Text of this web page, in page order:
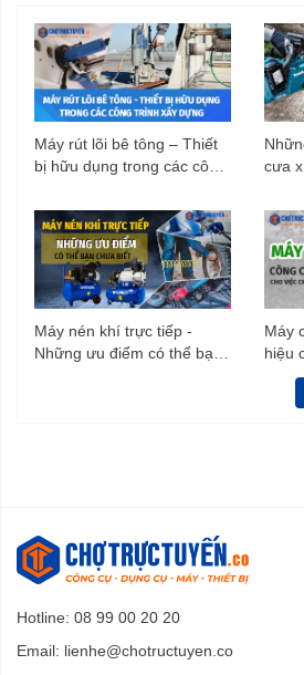
Dây đeo chắc chắn, tạo
mái cho người dùng.
Bên cạnh kiểu dáng hiện đại, nhỏ
bình phun thuốc trừ
Máy rút lõi bê tông – Thiết
bị hữu dụng trong các công
cưa
Máy nén khí trực tiếp -
Những ưu điểm có thể bạn
Máy
hiệu
Hotline: 08 99 00 20 20
Email: lienhe@chotructuyen.co